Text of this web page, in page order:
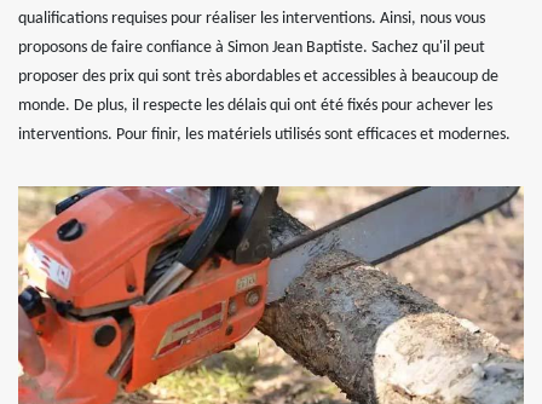
qualifications requises pour réaliser les interventions. Ainsi, nous vous
proposons de faire confiance à Simon Jean Baptiste. Sachez qu'il peut
proposer des prix qui sont très abordables et accessibles à beaucoup de
monde. De plus, il respecte les délais qui ont été fixés pour achever les
interventions. Pour finir, les matériels utilisés sont efficaces et modernes.